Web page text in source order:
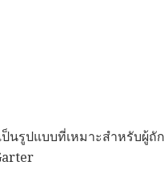
ป็นรูปแบบที่เหมาะสำหรับผู้